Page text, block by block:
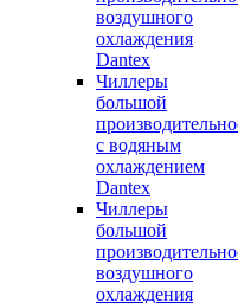
воздушного
охлаждения
Dantex
Чиллеры
большой
с водяным
охлаждением
Dantex
Чиллеры
большой
воздушного
охлаждения